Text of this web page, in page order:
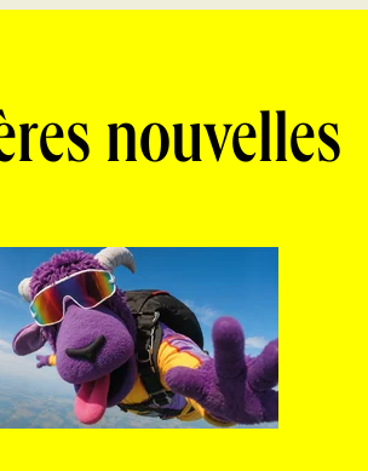
nouvelles